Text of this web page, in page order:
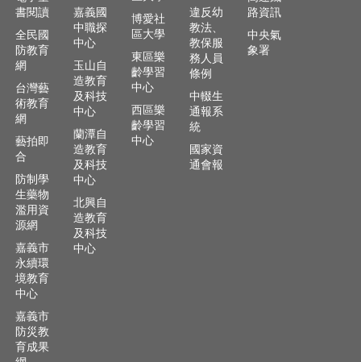
及
齡
資
源
各
項
網
路
通
報
交
資
訊
查
回
首
書閱讀
全民國
防教育
網
台灣藝
術教育
網
藝拍即
合
防制學
生藥物
濫用資
源網
嘉義市
永續環
境教育
中心
嘉義市
防災教
育成果
嘉義國
中職探
中心
玉山自
造教育
及科技
中心
蘭潭自
造教育
及科技
中心
北興自
造教育
及科技
中心
博愛社
區大學
東區樂
齡學習
中心
西區樂
齡學習
中心
違反幼
教法、
教保服
務人員
條例
中輟生
通報系
統
國家資
通會報
路資訊
中央氣
象署